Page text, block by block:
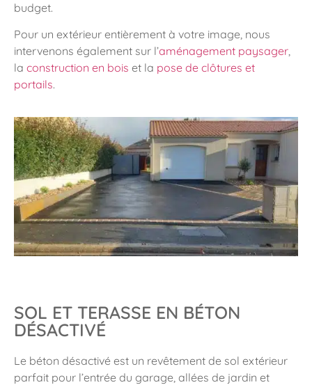
budget.
Pour un extérieur entièrement à votre image, nous
intervenons également sur l’aménagement paysager,
la construction en bois et la pose de clôtures et
portails.
SOL ET TERASSE EN BÉTON
DÉSACTIVÉ
Le béton désactivé est un revêtement de sol extérieur
parfait pour l’entrée du garage, allées de jardin et